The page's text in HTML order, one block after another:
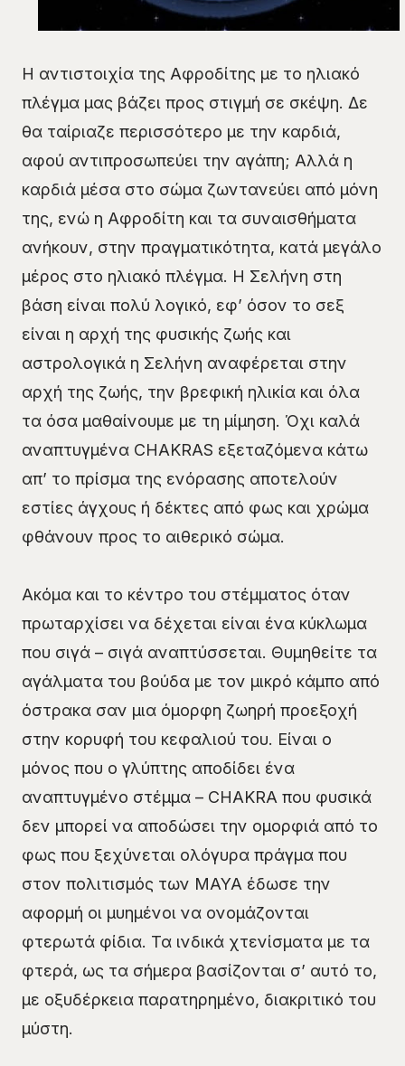
Η αντιστοιχία της Αφροδίτης με το ηλιακό
πλέγμα μας βάζει προς στιγμή σε σκέψη. Δε
θα ταίριαζε περισσότερο με την καρδιά,
αφού αντιπροσωπεύει την αγάπη; Αλλά η
καρδιά μέσα στο σώμα ζωντανεύει από μόνη
της, ενώ η Αφροδίτη και τα συναισθήματα
ανήκουν, στην πραγματικότητα, κατά μεγάλο
μέρος στο ηλιακό πλέγμα. Η Σελήνη στη
βάση είναι πολύ λογικό, εφ’ όσον το σεξ
είναι η αρχή της φυσικής ζωής και
αστρολογικά η Σελήνη αναφέρεται στην
αρχή της ζωής, την βρεφική ηλικία και όλα
τα όσα μαθαίνουμε με τη μίμηση. Όχι καλά
αναπτυγμένα CHAKRAS εξεταζόμενα κάτω
απ’ το πρίσμα της ενόρασης αποτελούν
εστίες άγχους ή δέκτες από φως και χρώμα
φθάνουν προς το αιθερικό σώμα.
Ακόμα και το κέντρο του στέμματος όταν
πρωταρχίσει να δέχεται είναι ένα κύκλωμα
που σιγά – σιγά αναπτύσσεται. Θυμηθείτε τα
αγάλματα του βούδα με τον μικρό κάμπο από
όστρακα σαν μια όμορφη ζωηρή προεξοχή
στην κορυφή του κεφαλιού του. Είναι ο
μόνος που ο γλύπτης αποδίδει ένα
αναπτυγμένο στέμμα – CHAKRA που φυσικά
δεν μπορεί να αποδώσει την ομορφιά από το
φως που ξεχύνεται ολόγυρα πράγμα που
στον πολιτισμός των MAYA έδωσε την
αφορμή οι μυημένοι να ονομάζονται
φτερωτά φίδια. Τα ινδικά χτενίσματα με τα
φτερά, ως τα σήμερα βασίζονται σ’ αυτό το,
με οξυδέρκεια παρατηρημένο, διακριτικό του
μύστη.